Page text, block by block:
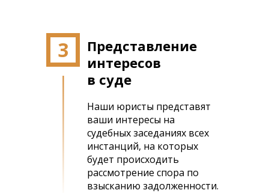
3
Наши юристы представят
ваши интересы на
судебных заседаниях всех
инстанций, на которых
будет происходить
рассмотрение спора по
взысканию задолженности.
Представление
интересов
в суде